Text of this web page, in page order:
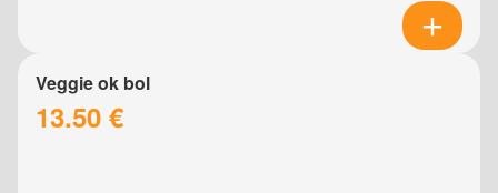
Veggie ok bol
13.50 €